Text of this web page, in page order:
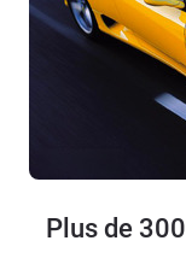
Plus de